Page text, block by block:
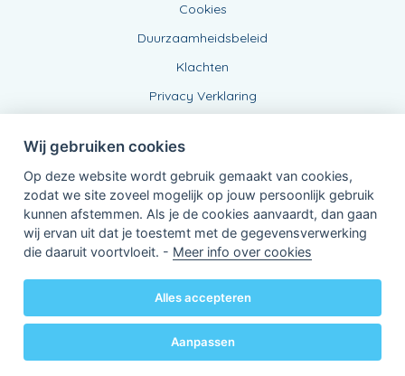
Cookies
Duurzaamheidsbeleid
Klachten
Privacy Verklaring
Verbonden Agent, BE0478416866
van KBC Verzekeringen nv
3000 Leuven - Belgie
BTW BE 0403.552.563 - RPR Leuven
Powered byKBC-Agent(versie 3.21.0)
© 2026 alle rechten voorbehouden
Wij gebruiken cookies
Op deze website wordt gebruik gemaakt van cookies,
zodat we site zoveel mogelijk op jouw persoonlijk gebruik
kunnen afstemmen. Als je de cookies aanvaardt, dan gaan
wij ervan uit dat je toestemt met de gegevensverwerking
die daaruit voortvloeit. - Meer info over cookies
Alles accepteren
Aanpassen